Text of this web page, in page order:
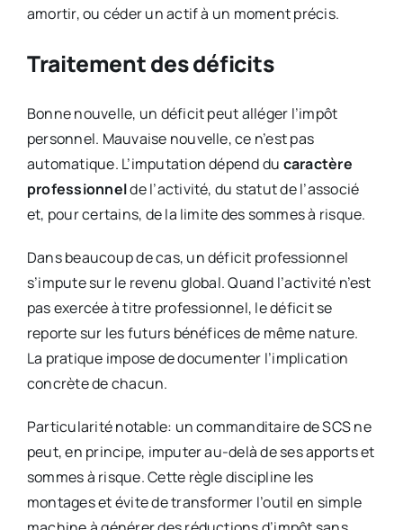
amortir, ou céder un actif à un moment précis.
Traitement des déficits
Bonne nouvelle, un déficit peut alléger l’impôt
personnel. Mauvaise nouvelle, ce n’est pas
automatique. L’imputation dépend du caractère
professionnelde l’activité, du statut de l’associé
et, pour certains, de la limite des sommes à risque.
Dans beaucoup de cas, un déficit professionnel
s’impute sur le revenu global. Quand l’activité n’est
pas exercée à titre professionnel, le déficit se
reporte sur les futurs bénéfices de même nature.
La pratique impose de documenter l’implication
concrète de chacun.
Particularité notable: un commanditaire de SCS ne
peut, en principe, imputer au-delà de ses apports et
sommes à risque. Cette règle discipline les
montages et évite de transformer l’outil en simple